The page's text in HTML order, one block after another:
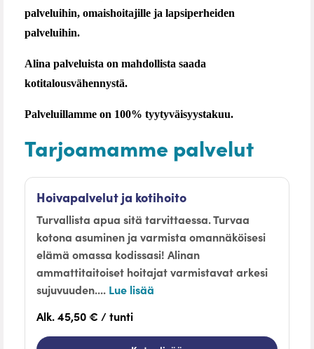
palveluihin, omaishoitajille ja lapsiperheiden
palveluihin.
Alina palveluista on mahdollista saada
kotitalousvähennystä.
Palveluillamme on 100% tyytyväisyystakuu.
Tarjoamamme palvelut
Hoivapalvelut ja kotihoito
Turvallista apua sitä tarvittaessa. Turvaa
kotona asuminen ja varmista omannäköisesi
elämä omassa kodissasi! Alinan
ammattitaitoiset hoitajat varmistavat arkesi
sujuvuuden.... Lue lisää
Alk. 45,50 € / tunti